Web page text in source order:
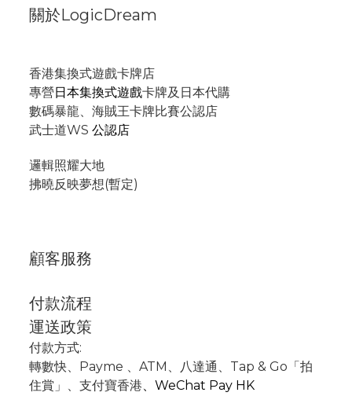
關於LogicDream
香港集換式遊戲卡牌店
專營日本集換式遊戲卡牌及日本代購
數碼暴龍、海賊王卡牌比賽公認店
武士道WS 公認店
邏輯照耀大地
拂曉反映夢想(暫定)
顧客服務
付款流程
運送政策
付款方式:
轉數快、Payme 、 ATM 、
八達通、Tap & Go「拍
住賞」 、支付寶香港、 WeChat Pay HK